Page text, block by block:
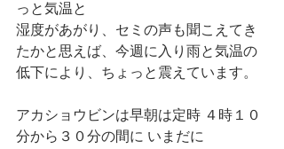
っと気温と
湿度があがり、セミの声も聞こえてき
たかと思えば、今週に入り雨と気温の
低下により、ちょっと震えています。
アカショウビンは早朝は定時 ４時１０
分から３０分の間に いまだに